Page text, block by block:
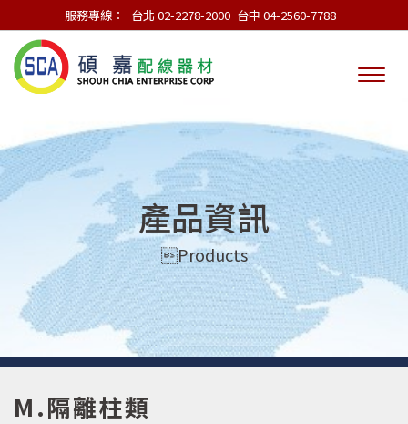
服務專線： 台北 02-2278-2000 台中 04-2560-7788
產品資訊
Products
M.隔離柱類